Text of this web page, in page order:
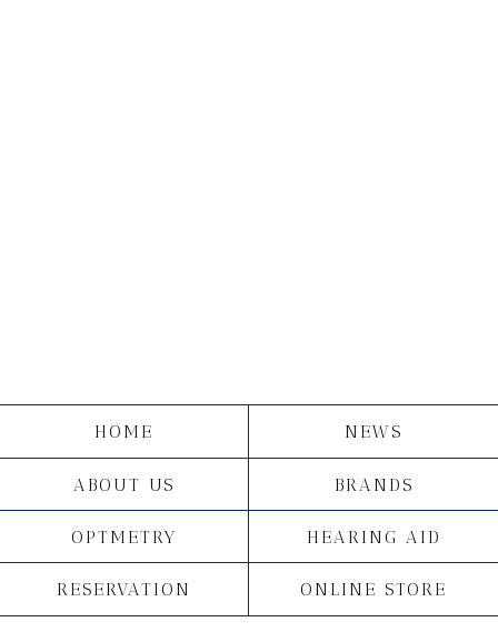
HOME NEWS
ABOUT US BRANDS
OPTMETRY HEARING AID
RESERVATION ONLINE STORE